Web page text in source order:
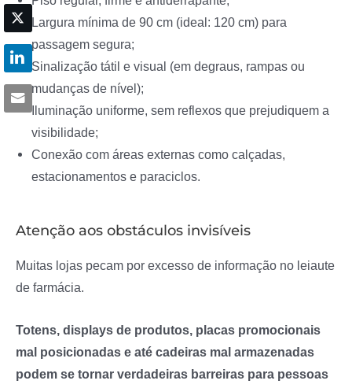
Largura mínima de 90 cm (ideal: 120 cm) para
passagem segura;
Sinalização tátil e visual (em degraus, rampas ou
mudanças de nível);
Iluminação uniforme, sem reflexos que prejudiquem a
visibilidade;
Conexão com áreas externas como calçadas,
estacionamentos e paraciclos.
Atenção aos obstáculos invisíveis
Muitas lojas pecam por excesso de informação no leiaute
de farmácia.
Totens, displays de produtos, placas promocionais
mal posicionadas e até cadeiras mal armazenadas
podem se tornar verdadeiras barreiras para pessoas